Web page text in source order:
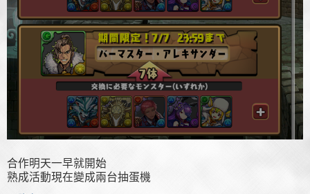
合作明天一早就開始
熟成活動現在變成兩台抽蛋機